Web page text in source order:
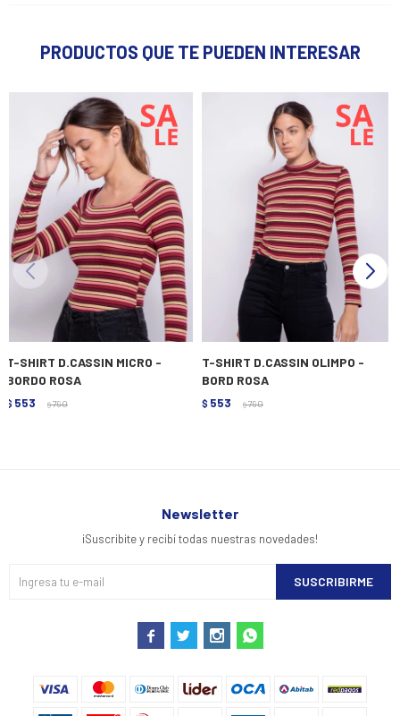
PRODUCTOS QUE TE PUEDEN INTERESAR
T-SHIRT D.CASSIN MICRO -
BORDO ROSA
$ 553 $ 790
T-SHIRT D.CASSIN OLIMPO -
BORD ROSA
$ 553 $ 790
Newsletter
¡Suscribite y recibí todas nuestras novedades!
SUSCRIBIRME
   